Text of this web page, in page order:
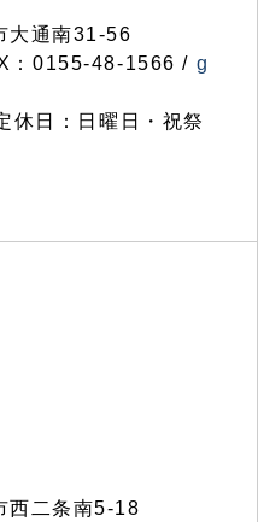
通南31-56
：0155-48-1566 / g
日：日曜日・祝祭
二条南5-18